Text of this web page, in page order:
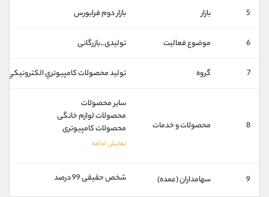
5 بازار بازار دوم فرابورس
6 موضوع فعالیت تولیدی_بازرگانی
7 گروه توليد محصولات كامپيوتري الكترونيكي
8 محصولات و خدمات
ساير محصولات
محصولات لوازم خانگی
محصولات کامپيوتری
9 سهامداران (عمده) شخص حقیقی 99 درصد